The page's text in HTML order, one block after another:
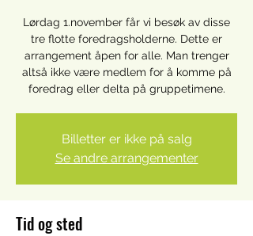
Lørdag 1.november får vi besøk av disse
tre flotte foredragsholderne. Dette er
arrangement åpen for alle. Man trenger
altså ikke være medlem for å komme på
Billetter er ikke på salg
Se andre arrangementer
Tid og sted